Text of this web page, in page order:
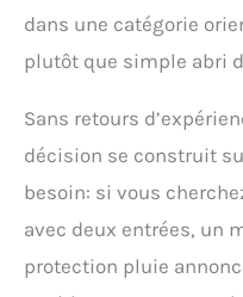
dans une catégorie
plutôt que simple abri
Sans retours
décision se construit
besoin: si vous
avec deux entrées, un
protection pluie